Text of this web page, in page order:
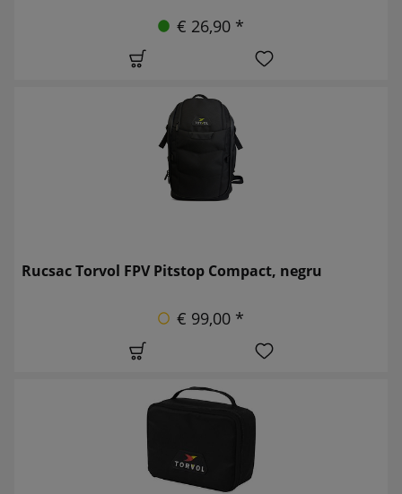
€ 26,90 *
Rucsac Torvol FPV Pitstop Compact, negru
€ 99,00 *